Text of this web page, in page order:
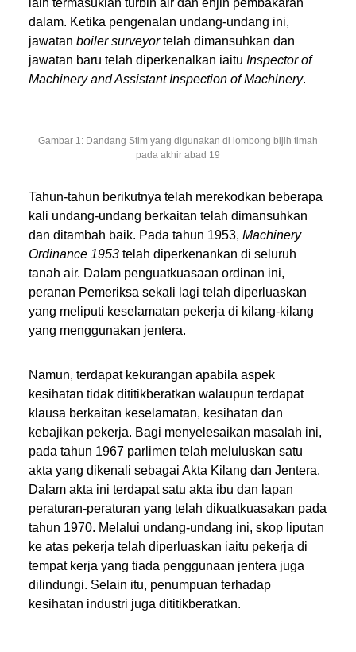
dalam. Ketika pengenalan undang-undang ini,
jawatan boiler surveyortelah dimansuhkan dan
jawatan baru telah diperkenalkan iaitu Inspector of
Machinery and Assistant Inspection of Machinery.
Gambar 1: Dandang Stim yang digunakan di lombong bijih timah
pada akhir abad 19
Tahun-tahun berikutnya telah merekodkan beberapa
kali undang-undang berkaitan telah dimansuhkan
dan ditambah baik. Pada tahun 1953, Machinery
Ordinance 1953 telah diperkenankan di seluruh
tanah air. Dalam penguatkuasaan ordinan ini,
peranan Pemeriksa sekali lagi telah diperluaskan
yang meliputi keselamatan pekerja di kilang-kilang
yang menggunakan jentera.
Namun, terdapat kekurangan apabila aspek
kesihatan tidak dititikberatkan walaupun terdapat
klausa berkaitan keselamatan, kesihatan dan
kebajikan pekerja. Bagi menyelesaikan masalah ini,
pada tahun 1967 parlimen telah meluluskan satu
akta yang dikenali sebagai Akta Kilang dan Jentera.
Dalam akta ini terdapat satu akta ibu dan lapan
peraturan-peraturan yang telah dikuatkuasakan pada
tahun 1970. Melalui undang-undang ini, skop liputan
ke atas pekerja telah diperluaskan iaitu pekerja di
tempat kerja yang tiada penggunaan jentera juga
dilindungi. Selain itu, penumpuan terhadap
kesihatan industri juga dititikberatkan.